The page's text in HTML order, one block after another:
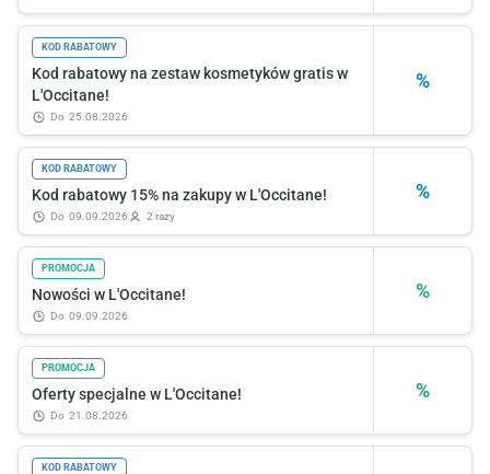
%
KOD RABATOWY
Kod rabatowy na zestaw kosmetyków gratis w
L'Occitane!
do 25.08.2026
%
KOD RABATOWY
Kod rabatowy 15% na zakupy w L'Occitane!
do 09.09.2026 2 razy
%
PROMOCJA
Nowości w L'Occitane!
do 09.09.2026
%
PROMOCJA
Oferty specjalne w L'Occitane!
do 21.08.2026
KOD RABATOWY